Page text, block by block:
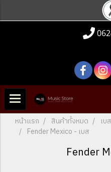
หน้าแรก สินค้าทั้งหมด เบส
Fender Mexico - เบส
Fender